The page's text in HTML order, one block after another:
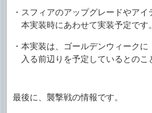
・スフィアのアップグレードやアイ
本実装時にあわせて実装予定です。
・本実装は、ゴールデンウィークに
入る前辺りを予定しているとのこ
最後に、襲撃戦の情報です。